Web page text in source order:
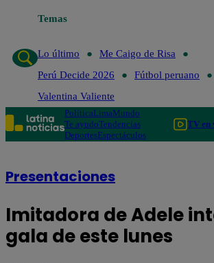
Temas
Lo último
Lo último
Me Caigo de Risa
Perú Decide 2026
Fútbol peruano
Valentina Valiente
PolíticaLimaMundo
Te ayudoTendencias
DeportesEspectáculos
TV en
Presentaciones
Imitadora de Adele
gala de este lunes